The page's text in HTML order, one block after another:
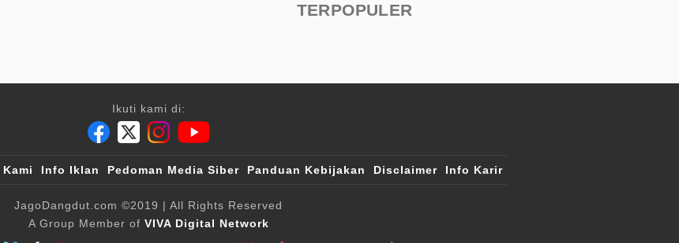
TERPOPULER
Ikuti kami di:
Info Iklan Pedoman Media Siber Panduan Kebijakan Disclaimer Info Karir
JagoDangdut.com ©2019 | All Rights Reserved
A Group Member of VIVA Digital Network